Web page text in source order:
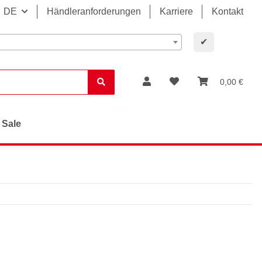
DE Händleranforderungen Karriere Kontakt
✔
0,00 €
Sale